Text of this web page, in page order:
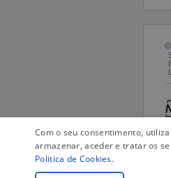
©
Com o seu consentimento,
armazenar, aceder e tratar os
Politica de Cookies.